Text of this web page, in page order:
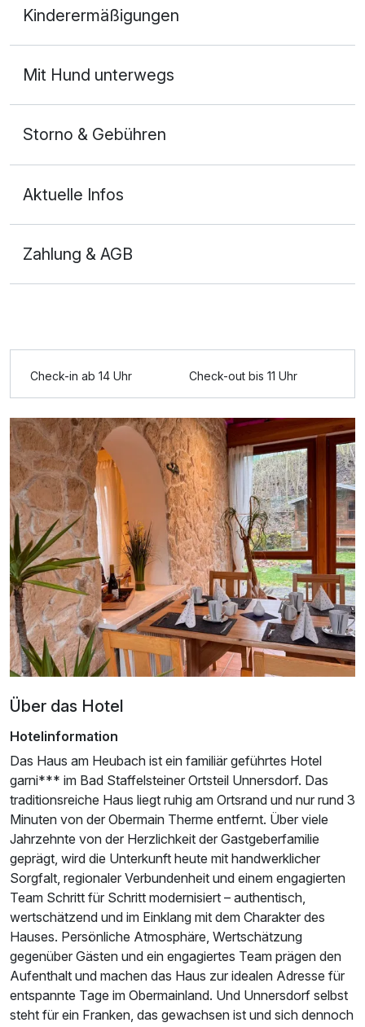
2 Erwachsene und 1 Kind
Für 4 Tage p.P. ab252,25 €
Comfort Doppelzimmer
2 Erwachsene und 2 Kinder
Ausstattung
Für 4 Tage p.P. ab267,25 €
Familienzimmer
2 Erwachsene und 3 Kinder
Kinderermäßigungen
Mit Hund unterwegs
Storno & Gebühren
Aktuelle Infos
Zahlung & AGB
Check-in ab 14 Uhr Check-out bis 11 Uhr
Über das Hotel
Hotelinformation
Das Haus am Heubach ist ein familiär geführtes Hotel
garni*** im Bad Staffelsteiner Ortsteil Unnersdorf. Das
traditionsreiche Haus liegt ruhig am Ortsrand und nur rund 3
Minuten von der Obermain Therme entfernt. Über viele
Jahrzehnte von der Herzlichkeit der Gastgeberfamilie
geprägt, wird die Unterkunft heute mit handwerklicher
Sorgfalt, regionaler Verbundenheit und einem engagierten
Team Schritt für Schritt modernisiert – authentisch,
wertschätzend und im Einklang mit dem Charakter des
Hauses. Persönliche Atmosphäre, Wertschätzung
gegenüber Gästen und ein engagiertes Team prägen den
Aufenthalt und machen das Haus zur idealen Adresse für
entspannte Tage im Obermainland. Und Unnersdorf selbst
steht für ein Franken, das gewachsen ist und sich dennoch